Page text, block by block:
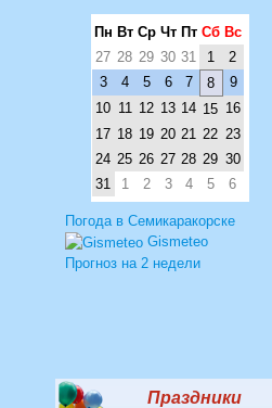
Пн Вт Ср Чт Пт Сб Вс
27 28 29 30 31 1
2
3
4 5 6 7 8
9
10 11 12 13 14 15 16
17 18 19 20 21 22 23
24 25 26 27 28 29 30
31
1 2 3 4 5 6
Погода в Семикаракорске
Gismeteo
Прогноз на 2 недели
Праздники